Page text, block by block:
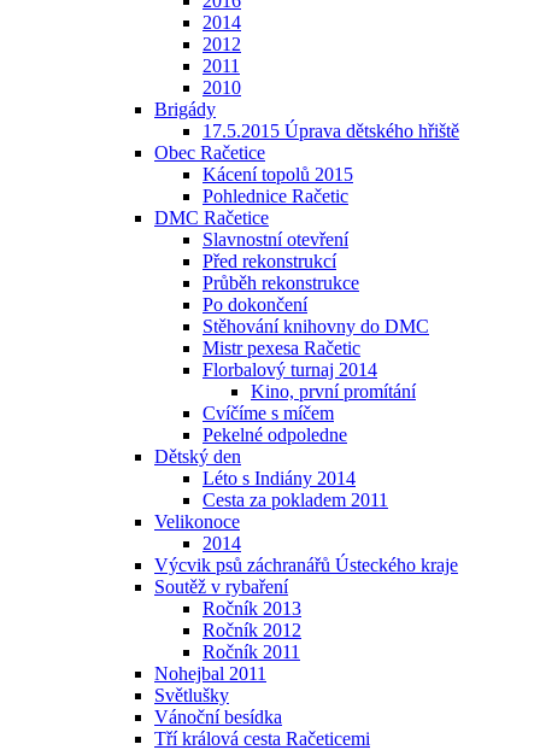
2014
2012
2011
2010
Brigády
17.5.2015 Úprava dětského hřiště
Obec Račetice
Kácení topolů 2015
Pohlednice Račetic
DMC Račetice
Slavnostní otevření
Před rekonstrukcí
Průběh rekonstrukce
Po dokončení
Stěhování knihovny do DMC
Mistr pexesa Račetic
Florbalový turnaj 2014
Kino, první promítání
Cvíčíme s míčem
Pekelné odpoledne
Dětský den
Léto s Indiány 2014
Cesta za pokladem 2011
Velikonoce
2014
Výcvik psů záchranářů Ústeckého kraje
Soutěž v rybaření
Ročník 2013
Ročník 2012
Ročník 2011
Nohejbal 2011
Světlušky
Vánoční besídka
Tří králová cesta Račeticemi